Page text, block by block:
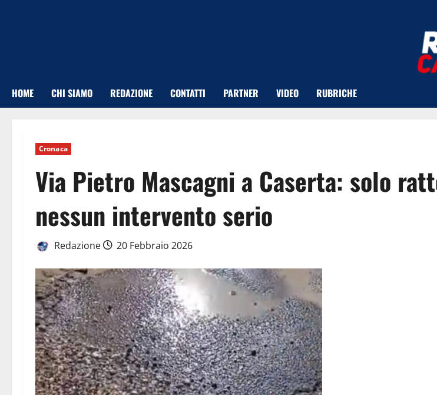
HOME CHI SIAMO REDAZIONE CONTATTI PARTNER VIDEO RUBRICHE
Cronaca
Via Pietro Mascagni a Caserta: solo
nessun intervento serio
Redazione 20 Febbraio 2026